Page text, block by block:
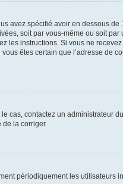
avez spécifié avoir en dessous de
soit par vous-même ou soit par
les instructions. Si vous ne
êtes certain que l’adresse de
cas, contactez un administrateur
la corriger.
périodiquement les utilisateurs